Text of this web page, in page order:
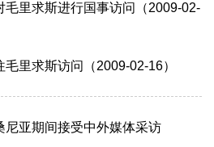
毛里求斯进行国事访问（2009-02-
里求斯访问（2009-02-16）
尼亚期间接受中外媒体采访